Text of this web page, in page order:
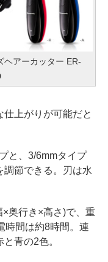
ヘアーカッター ER-
上がりが可能だと
と、3/6mmタイプ
調節できる。刃は水
奥行き×高さ)で、重
時間は約8時間。連
青の2色。